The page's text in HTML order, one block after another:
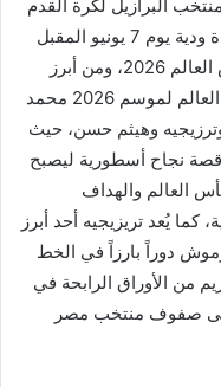
البرازيل لكرة القدم
بقيادة الإيطالي كارلو أنشيلوتي في مباراة ودية يوم 7 يونيو المقبل
ضمن استعدادات الفريقين لنهائيات كأس العالم 2026، ومن أبرز
اللاعبين بمنتخب مصر قبل مواجهة كأس العالم لموسم 2026 محمد
وهيثم حسن، حيث
نجاح أسطورية ليصبح
العالم والهداف
كما يُعد تريزيجيه أحد أبرز
دوراً بارزاً في الخط
من الأوراق الرابحة في
إلى صفوف منتخب مصر